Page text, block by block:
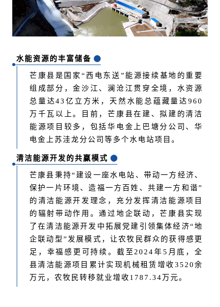
水能资源的丰富储备
芒康县是国家“西电东送”能源接续基地的重要
组成部分，金沙江、澜沧江贯穿全境，水资源
总量达43亿立方米，天然水能总蕴藏量达960
万千瓦以上。目前，芒康县在建、拟建的清洁
能源项目较多，包括华电金上巴塘分公司、华
电金上苏洼龙分公司等多个水电站项目。
清洁能源开发的共赢模式
芒康县秉持“建设一座水电站、带动一方经济、
保护一片环境、造福一方百姓、共建一方和谐”
的清洁能源开发理念，充分发挥清洁能源项目
的辐射带动作用。通过地企联动，芒康县实现
了在清洁能源开发中拓展党建引领集体经济“地
企联动型”发展模式，让农牧民群众的获得感更
足，幸福感更可持续。截至2024年5月底，全
县清洁能源项目累计实现机械租赁增收3520余
万元，农牧民转移就业增收1787.34万元。